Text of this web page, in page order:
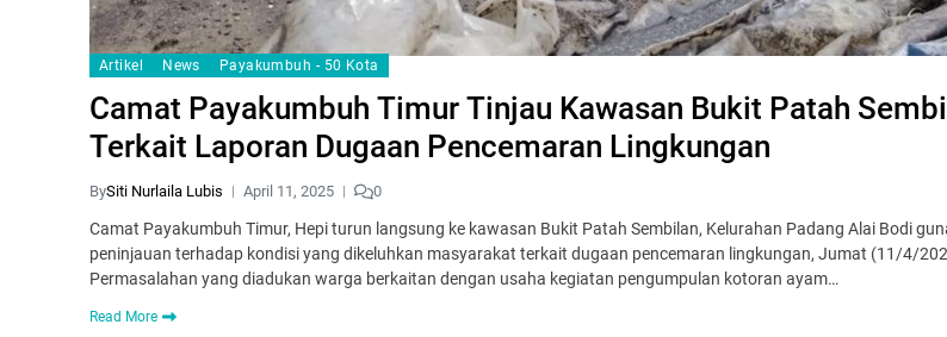
Artikel News Payakumbuh - 50 Kota
Camat Payakumbuh Timur Tinjau Kawasan Bukit Patah
Terkait Laporan Dugaan Pencemaran Lingkungan
BySiti Nurlaila Lubis April 11, 2025 0
Camat Payakumbuh Timur, Hepi turun langsung ke kawasan Bukit Patah Sembilan, Kelurahan Padang Alai Bodi
peninjauan terhadap kondisi yang dikeluhkan masyarakat terkait dugaan pencemaran lingkungan, Jumat (11/4/
Permasalahan yang diadukan warga berkaitan dengan usaha kegiatan pengumpulan kotoran ayam…
Read More